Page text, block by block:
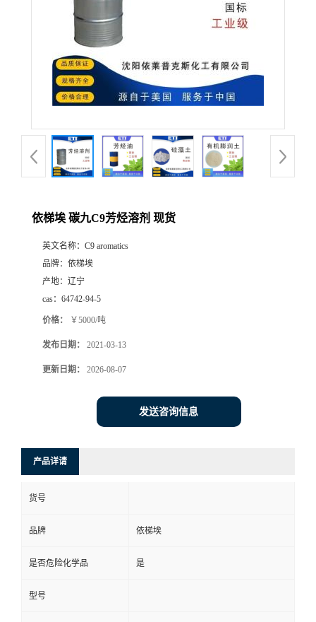
司
态依梯埃 碳九C9芳烃溶剂 现货
英文名称： C9 aromatics
品牌： 依梯埃
产地： 辽宁
cas： 64742-94-5
价格： ￥5000/吨
发布日期： 2021-03-13
更新日期： 2026-08-07
发送咨询信息
产品详请
货号
品牌 依梯埃
是否危险化学品 是
型号